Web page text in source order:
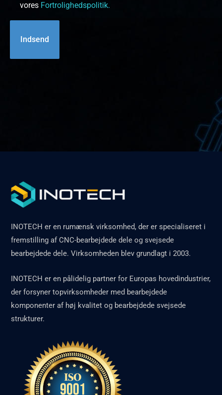
vores Fortrolighedspolitik.
INOTECH er en rumænsk virksomhed, der er specialiseret i
fremstilling af CNC-bearbejdede dele og svejsede
bearbejdede dele. Virksomheden blev grundlagt i 2003.
INOTECH er en pålidelig partner for Europas hovedindustrier,
der forsyner topvirksomheder med bearbejdede
komponenter af høj kvalitet og bearbejdede svejsede
strukturer.